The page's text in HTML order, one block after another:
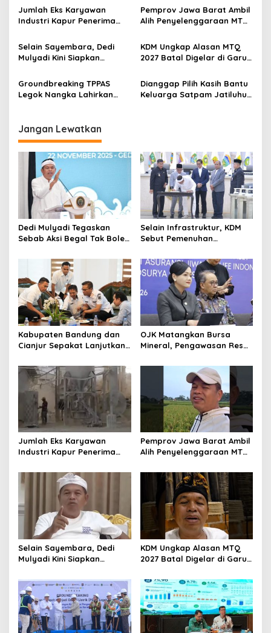
p
o
s
Ekonomi
Masyarakat Jadi Fokus
APBD Jabar 2027
Jumlah Eks Karyawan
Industri Kapur Penerima
Bertambah, KDM: Kita
Identifikasi
Pemprov Jawa Barat Ambil
Alih Penyelenggaraan MTQ
Jadi Tuan Rumah
Selain Sayembara, Dedi
Mulyadi Kini Siapkan
Sebarkan Lokasi Penjualan
Narkotika
KDM Ungkap Alasan MTQ
2027 Batal Digelar di Garut,
Groundbreaking TPPAS
Legok Nangka Lahirkan
Bandung Raya
Dianggap Pilih Kasih Bantu
Keluarga Satpam Jatiluhur
Jangan Lewatkan
Dedi Mulyadi Tegaskan
Sebab Aksi Begal Tak Boleh
Ekonomi
Selain Infrastruktur, KDM
Sebut Pemenuhan
Masyarakat Jadi Fokus
APBD Jabar 2027
Kabupaten Bandung dan
Cianjur Sepakat Lanjutkan
Percepat Pertumbuhan
Ekonomi Daerah
OJK Matangkan Bursa
Mineral, Pengawasan Resmi
Jumlah Eks Karyawan
Industri Kapur Penerima
Bertambah, KDM: Kita
Identifikasi
Pemprov Jawa Barat Ambil
Alih Penyelenggaraan MTQ
Jadi Tuan Rumah
Selain Sayembara, Dedi
Mulyadi Kini Siapkan
Sebarkan Lokasi Penjualan
Narkotika
KDM Ungkap Alasan MTQ
2027 Batal Digelar di Garut,